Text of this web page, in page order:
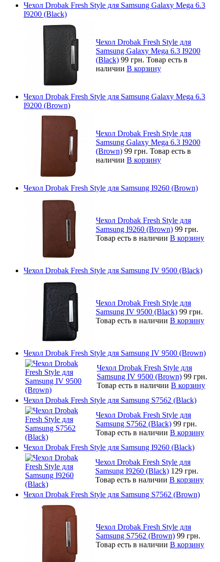
Чехол Drobak Fresh Style для Samsung Galaxy Mega 6.3
I9200 (Black)
Чехол Drobak Fresh Style для
Samsung Galaxy Mega 6.3 I9200
(Black) 99 грн. Товар есть в
наличии В корзину
Чехол Drobak Fresh Style для Samsung Galaxy Mega 6.3
I9200 (Brown)
Чехол Drobak Fresh Style для
Samsung Galaxy Mega 6.3 I9200
(Brown) 99 грн. Товар есть в
наличии В корзину
Чехол Drobak Fresh Style для Samsung I9260 (Brown)
Чехол Drobak Fresh Style для
Samsung I9260 (Brown) 99 грн.
Товар есть в наличии В корзину
Чехол Drobak Fresh Style для Samsung IV 9500 (Black)
Чехол Drobak Fresh Style для
Samsung IV 9500 (Black) 99 грн.
Товар есть в наличии В корзину
Чехол Drobak Fresh Style для Samsung IV 9500 (Brown)
Чехол Drobak Fresh Style для
Samsung IV 9500 (Brown) 99 грн.
Товар есть в наличии В корзину
Чехол Drobak Fresh Style для Samsung S7562 (Black)
Чехол Drobak Fresh Style для
Samsung S7562 (Black) 99 грн.
Товар есть в наличии В корзину
Чехол Drobak Fresh Style для Samsung I9260 (Black)
Чехол Drobak Fresh Style для
Samsung I9260 (Black) 129 грн.
Товар есть в наличии В корзину
Чехол Drobak Fresh Style для Samsung S7562 (Brown)
Чехол Drobak Fresh Style для
Samsung S7562 (Brown) 99 грн.
Товар есть в наличии В корзину